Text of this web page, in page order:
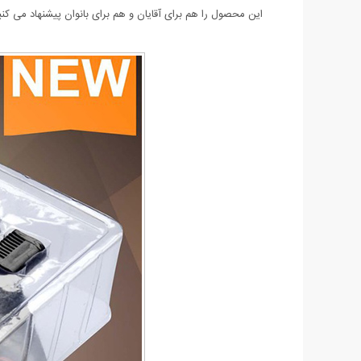
این محصول را هم برای آقایان و هم برای بانوان پیشنهاد می